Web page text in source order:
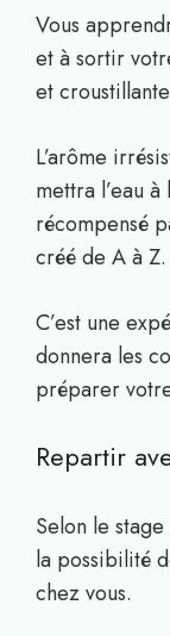
Vous
et à sortir
et
L’arôme
mettra l’eau
récompensé
créé de A à Z.
C’est une
donnera les
préparer
Repartir
Selon le
la possibilité
chez vous.